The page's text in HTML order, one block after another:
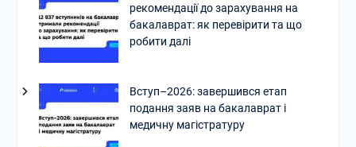
рекомендації до зарахування на
бакалаврат: як перевірити та що
робити далі
Вступ–2026: завершився етап
подання заяв на бакалаврат і
медичну магістратуру